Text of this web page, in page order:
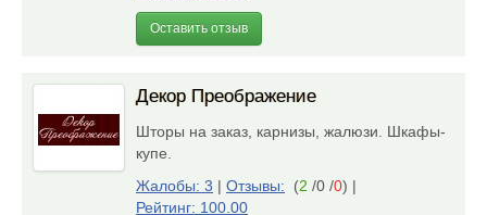
Оставить отзыв
Декор Преображение
Шторы на заказ, карнизы, жалюзи. Шкафы-
купе.
Жалобы: 3 | Отзывы: (2 /0 /0) |
Рейтинг: 100.00